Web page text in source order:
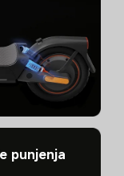
punjenja